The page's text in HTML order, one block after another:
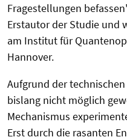
Fragestellungen
Erstautor der Studie und
am Institut für
Hannover.
Aufgrund der
bislang nicht möglich
Mechanismus
Erst durch die rasanten